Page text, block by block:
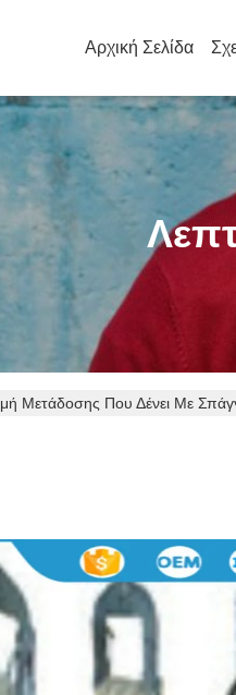
Αρχική Σελίδα
Μετάδοσης Που Δένει Με